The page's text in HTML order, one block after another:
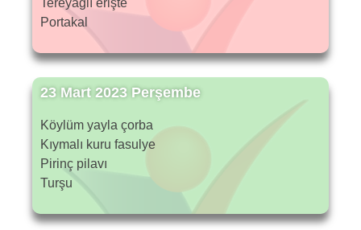
Tereyağlı erişte
Portakal
23 Mart 2023 Perşembe
Köylüm yayla çorba
Kıymalı kuru fasulye
Pirinç pilavı
Turşu